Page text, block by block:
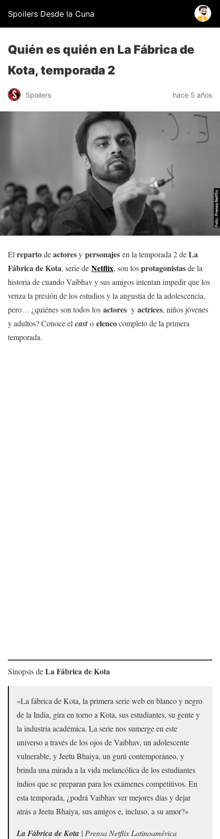
Spoilers Desde la Cuna
Quién es quién en La Fábrica de
Kota, temporada 2
Spoilers hace 5 años
El repartodeactoresy personajes en la temporada 2 deLa
Fábrica de Kota, serie de Netflix, son losprotagonistasde la
historia de cuando Vaibhav y sus amigos intentan impedir que los
venza la presión de los estudios y la angustia de la adolescencia,
pero… ¿quiénes son todos los actores y actrices, niños jóvenes
y adultos? Conoce el casto elencocompleto de la primera
temporada.
Sinopsis deLa Fábrica de Kota
«La fábrica de Kota, la primera serie web en blanco y negro
de la India, gira en torno a Kota, sus estudiantes, su gente y
la industria académica. La serie nos sumerge en este
universo a través de los ojos de Vaibhav, un adolescente
vulnerable, y Jeetu Bhaiya, un gurú contemporáneo, y
brinda una mirada a la vida melancólica de los estudiantes
indios que se preparan para los exámenes competitivos. En
esta temporada, ¿podrá Vaibhav ver mejores días y dejar
atrás a Jeetu Bhaiya, sus amigos e, incluso, a su amor?»
La Fábrica de Kota | Prensa Netflix Latinoamérica